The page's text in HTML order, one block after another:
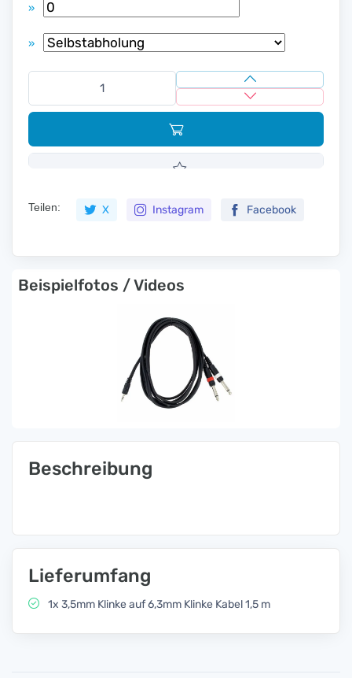
»
»
Teilen: X Instagram Facebook
Beispielfotos / Videos
Beschreibung
Lieferumfang
1x 3,5mm Klinke auf 6,3mm Klinke Kabel 1,5 m